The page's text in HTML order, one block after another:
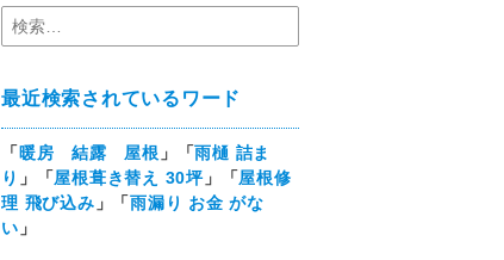
最近検索されているワード
「暖房 結露 屋根 」「雨樋 詰ま
り 」「屋根葺き替え 30坪」「屋根修
理 飛び込み 」「雨漏り お金 がな
い 」